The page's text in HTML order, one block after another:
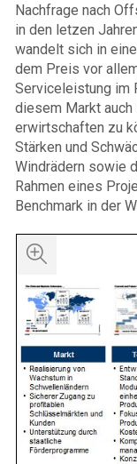
Nachfrage nach
in den letzen
wandelt sich in
dem Preis vor
Serviceleistung im
diesem Markt
erwirtschaften zu
Stärken und
Windrädern sowie
Rahmen eines
Benchmark in der